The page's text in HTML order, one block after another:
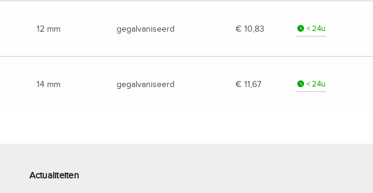
12 mm gegalvaniseerd € 10,83 < 24u
14 mm gegalvaniseerd € 11,67 < 24u
Actualiteiten